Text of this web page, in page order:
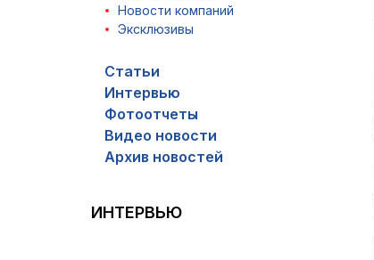
Новости компаний
Эксклюзивы
Статьи
Интервью
Фотоотчеты
Видео новости
Архив новостей
ИНТЕРВЬЮ